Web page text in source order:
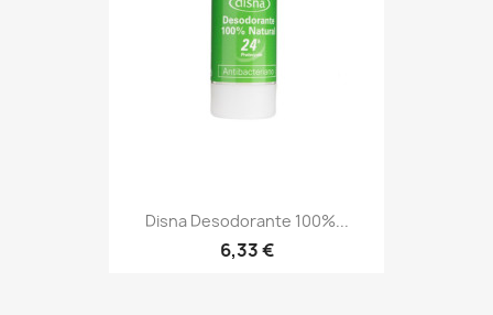
Disna Desodorante 100%...
6,33 €